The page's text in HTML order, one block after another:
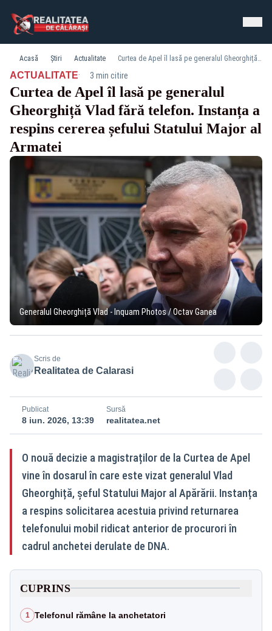
Acasă Știri Actualitate Curtea de Apel îl lasă pe generalul Gheorghiță Vlad fără telefon. Instanța a respins cererea șefului Statului Major al Armatei
ACTUALITATE· 3 min citire
Curtea de Apel îl lasă pe generalul
Gheorghiță Vlad fără telefon. Instanța a
respins cererea șefului Statului Major al
Armatei
Generalul Gheorghiță Vlad - Inquam Photos / Octav Ganea
Scris de
Realitatea de Calarasi
Publicat
8 iun. 2026, 13:39
Sursă
realitatea.net
O nouă decizie a magistraților de la Curtea de Apel
vine în dosarul în care este vizat generalul Vlad
Gheorghiță, șeful Statului Major al Apărării. Instanța
a respins solicitarea acestuia privind returnarea
telefonului mobil ridicat anterior de procurori în
cadrul anchetei derulate de DNA.
CUPRINS
1 Telefonul rămâne la anchetatori